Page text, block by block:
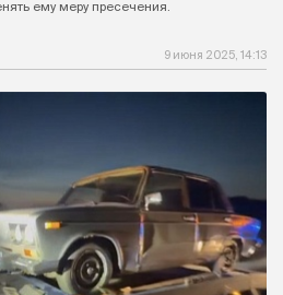
ему меру пресечения.
9 июня 2025, 14:13